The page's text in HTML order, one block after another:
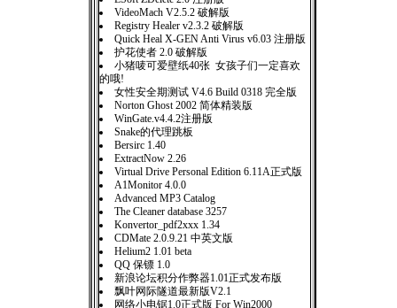
VideoMach V2.5.2 破解版
Registry Healer v2.3.2 破解版
Quick Heal X-GEN Anti Virus v6.03 注册版
护花使者 2.0 破解版
小猪唛可爱壁纸40张 女孩子们一定喜欢
的哦!
女性安全期测试 V4.6 Build 0318 完全版
Norton Ghost 2002 简体精装版
WinGate.v4.4.2注册版
Snake的代理跳板
Bersirc 1.40
ExtractNow 2.26
Virtual Drive Personal Edition 6.11A正式版
A1Monitor 4.0.0
Advanced MP3 Catalog
The Cleaner database 3257
Konvertor_pdf2xxx 1.34
CDMate 2.0.9.21 中英文版
Helium2 1.01 beta
QQ 保镖 1.0
新浪论坛积分作弊器1.01正式发布版
飘叶网际隧道最新版V2.1
网络小电锯1.0正式版 For Win2000